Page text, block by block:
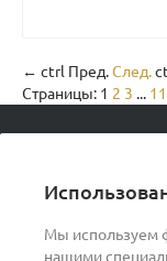
Мы используем
нашими
← ctrl Пред.След.
Страницы: 1 2 3 ... 11